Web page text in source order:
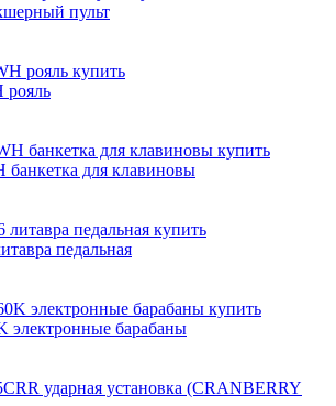
пульт
для клавиновы
педальная
барабаны